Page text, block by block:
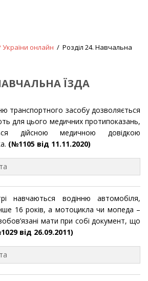
онлайн / Розділ 24. Навчальна
ЇЗДА
транспортного засобу дозволяється
для цього медичних протипоказань,
дійсною медичною довідкою
(№1105 від 11.11.2020)
навчаються водінню автомобіля,
16 років, а мотоцикла чи мопеда –
мати при собі документ, що
від 26.09.2011)